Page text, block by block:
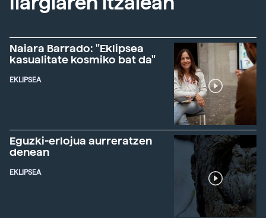
Naiara Barrado: "Eklipsea
kasualitate kosmiko bat da"
EKLIPSEA
Eguzki-erlojua aurreratzen
denean
EKLIPSEA